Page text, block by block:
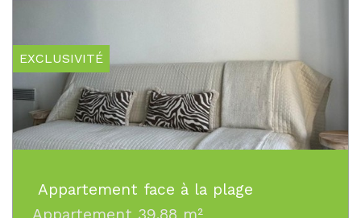
EXCLUSIVITÉ
Appartement face à la plage